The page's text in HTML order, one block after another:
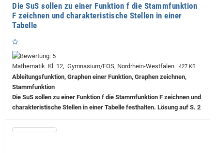
Die SuS sollen zu einer Funktion f die Stammfunktion
F zeichnen und charakteristische Stellen in einer
Tabelle
Mathematik Kl. 12, Gymnasium/FOS, Nordrhein-Westfalen 427 KB
Ableitungsfunktion, Graphen einer Funktion, Graphen zeichnen,
Stammfunktion
Die SuS sollen zu einer Funktion f die Stammfunktion F zeichnen und
charakteristische Stellen in einer Tabelle festhalten. Lösung auf S. 2